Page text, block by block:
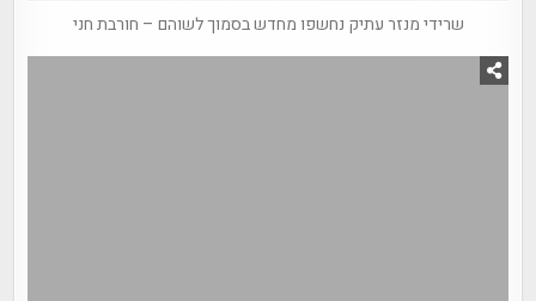
שרידי מנזר עתיק נחשפו מחדש בסמוך לשוהם – חורבת חני